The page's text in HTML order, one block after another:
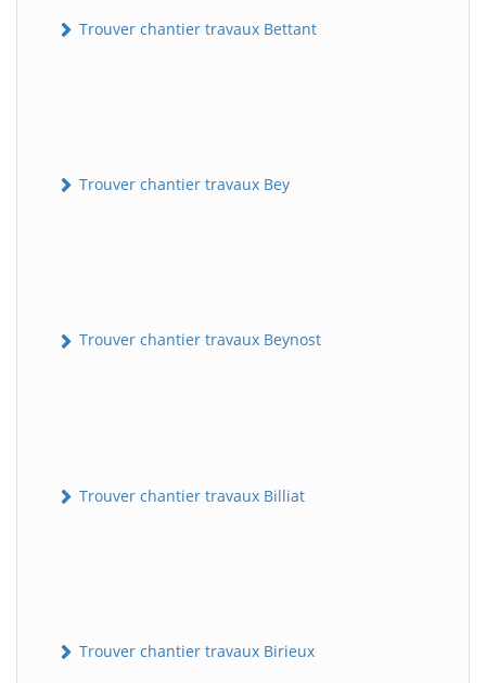
Trouver chantier travaux Bettant
Trouver chantier travaux Bey
Trouver chantier travaux Beynost
Trouver chantier travaux Billiat
Trouver chantier travaux Birieux